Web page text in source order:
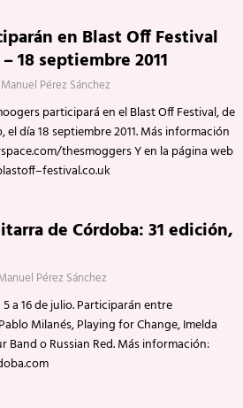
en Blast Off Festival
18 septiembre 2011
Pérez Sánchez
participará en el Blast Off Festival, de
día 18 septiembre 2011. Más información
thesmoggers Y en la página web
de Córdoba: 31 edición,
Pérez Sánchez
a 16 de julio. Participarán entre
Milanés, Playing for Change, Imelda
Band o Russian Red. Más información: